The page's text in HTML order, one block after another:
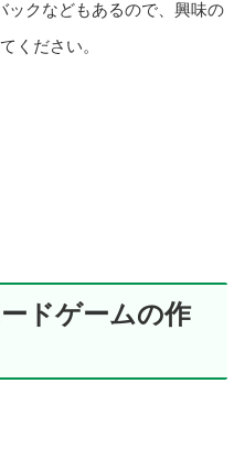
ックなどもあるので、興味の
ください。
ドゲームの作